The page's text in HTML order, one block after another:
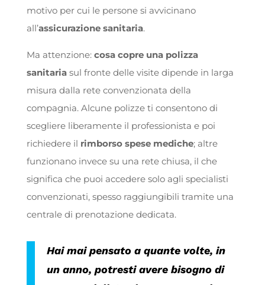
motivo per cui le persone si avvicinano
all’assicurazione sanitaria.
Ma attenzione: cosa copre una polizza
sanitariasul fronte delle visite dipende in larga
misura dalla rete convenzionata della
compagnia. Alcune polizze ti consentono di
scegliere liberamente il professionista e poi
richiedere il rimborso spese mediche; altre
funzionano invece su una rete chiusa, il che
significa che puoi accedere solo agli specialisti
convenzionati, spesso raggiungibili tramite una
centrale di prenotazione dedicata.
Hai mai pensato a quante volte, in
un anno, potresti avere bisogno di